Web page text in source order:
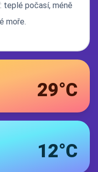
teplé počasí, méně
moře.
29°C
12°C